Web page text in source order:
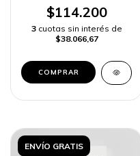
$114.200
3 cuotas sin interés de
$38.066,67
COMPRAR
ENVÍO GRATIS